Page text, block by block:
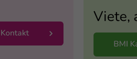
Kontakt
Viete,
BMI